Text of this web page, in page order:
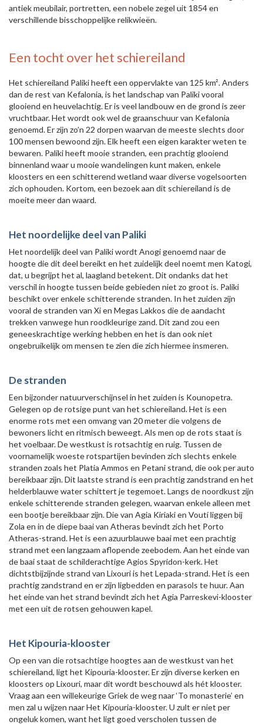
antiek meubilair, portretten, een nobele zegel uit 1854 en
verschillende bisschoppelijke relikwieën.
Een tocht over het schiereiland
Het schiereiland Paliki heeft een oppervlakte van 125 km². Anders
dan de rest van Kefalonia, is het landschap van Paliki vooral
glooiend en heuvelachtig. Er is veel landbouw en de grond is zeer
vruchtbaar. Het wordt ook wel de graanschuur van Kefalonia
genoemd. Er zijn zo’n 22 dorpen waarvan de meeste slechts door
100 mensen bewoond zijn. Elk heeft een eigen karakter weten te
bewaren. Paliki heeft mooie stranden, een prachtig glooiend
binnenland waar u mooie wandelingen kunt maken, enkele
kloosters en een schitterend wetland waar diverse vogelsoorten
zich ophouden. Kortom, een bezoek aan dit schiereiland is de
moeite meer dan waard.
Het noordelijke deel van Paliki
Het noordelijk deel van Paliki wordt Anogi genoemd naar de
hoogte die dit deel bereikt en het zuidelijk deel noemt men Katogi,
dat, u begrijpt het al, laagland betekent. Dit ondanks dat het
verschil in hoogte tussen beide gebieden niet zo groot is. Paliki
beschikt over enkele schitterende stranden. In het zuiden zijn
vooral de stranden van Xi en Megas Lakkos die de aandacht
trekken vanwege hun roodkleurige zand. Dit zand zou een
geneeskrachtige werking hebben en het is dan ook niet
ongebruikelijk om mensen te zien die zich hiermee insmeren.
De stranden
Een bijzonder natuurverschijnsel in het zuiden is Kounopetra.
Gelegen op de rotsige punt van het schiereiland. Het is een
enorme rots met een omvang van 20 meter die volgens de
bewoners licht en ritmisch beweegt. Als men op de rots staat is
het voelbaar. De westkust is rotsachtig en ruig. Tussen de
voornamelijk woeste rotspartijen bevinden zich slechts enkele
stranden zoals het Platia Ammos en Petani strand, die ook per auto
bereikbaar zijn. Dit laatste strand is een prachtig zandstrand en het
helderblauwe water schittert je tegemoet. Langs de noordkust zijn
enkele schitterende stranden gelegen, waarvan enkele alleen met
een bootje bereikbaar zijn. Die van Agia Kiriaki en Voutí liggen bij
Zola en in de diepe baai van Atheras bevindt zich het Porto
Atheras-strand. Het is een azuurblauwe baai met een prachtig
strand met een langzaam aflopende zeebodem. Aan het einde van
de baai staat de schilderachtige Agios Spyridon-kerk. Het
dichtstbijzijnde strand van Lixouri is het Lepada-strand. Het is een
prachtig zandstrand en er zijn ligbedden en parasols te huur. Aan
het einde van het strand bevindt zich het Agia Parreskevi-klooster
met een uit de rotsen gehouwen kapel.
Het Kipouria-klooster
Op een van die rotsachtige hoogtes aan de westkust van het
schiereiland, ligt het Kipouria-klooster. Er zijn diverse kerken en
kloosters op Lixouri, maar dit wordt beschouwd als hét klooster.
Vraag aan een willekeurige Griek de weg naar ‘To monasterie’ en
men zal u wijzen naar Het Kipouria-klooster. U zult er niet per
ongeluk komen, want het ligt goed verscholen tussen de